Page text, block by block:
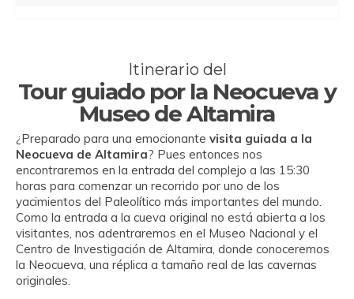
Itinerario del
Tour guiado por la Neocueva y
Museo de Altamira
¿Preparado para una emocionante visita guiada a la
Neocueva de Altamira? Pues entonces nos
encontraremos en la entrada del complejo a las 15:30
horas para comenzar un recorrido por uno de los
yacimientos del Paleolítico más importantes del mundo.
Como la entrada a la cueva original no está abierta a los
visitantes, nos adentraremos en el Museo Nacional y el
Centro de Investigación de Altamira, donde conoceremos
la Neocueva, una réplica a tamaño real de las cavernas
originales.